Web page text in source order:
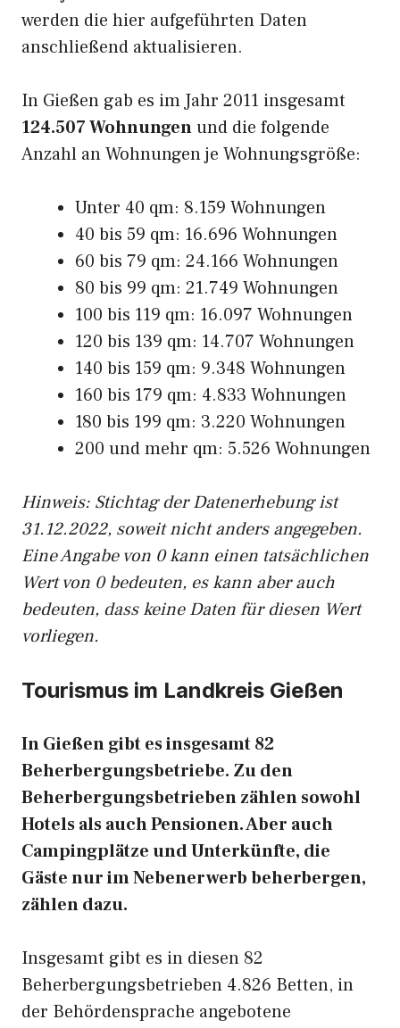
werden die hier aufgeführten Daten
anschließend aktualisieren.
In Gießen gab es im Jahr 2011 insgesamt
124.507 Wohnungenund die folgende
Anzahl an Wohnungen je Wohnungsgröße:
Unter 40 qm: 8.159 Wohnungen
40 bis 59 qm: 16.696 Wohnungen
60 bis 79 qm: 24.166 Wohnungen
80 bis 99 qm: 21.749 Wohnungen
100 bis 119 qm: 16.097 Wohnungen
120 bis 139 qm: 14.707 Wohnungen
140 bis 159 qm: 9.348 Wohnungen
160 bis 179 qm: 4.833 Wohnungen
180 bis 199 qm: 3.220 Wohnungen
200 und mehr qm: 5.526 Wohnungen
Hinweis: Stichtag der Datenerhebung ist
31.12.2022, soweit nicht anders angegeben.
Eine Angabe von 0 kann einen tatsächlichen
Wert von 0 bedeuten, es kann aber auch
bedeuten, dass keine Daten für diesen Wert
vorliegen.
Tourismus im Landkreis Gießen
In Gießen gibt es insgesamt 82
Beherbergungsbetriebe. Zu den
Beherbergungsbetrieben zählen sowohl
Hotels als auch Pensionen. Aber auch
Campingplätze und Unterkünfte, die
Gäste nur im Nebenerwerb beherbergen,
zählen dazu.
Insgesamt gibt es in diesen 82
Beherbergungsbetrieben 4.826 Betten, in
der Behördensprache angebotene